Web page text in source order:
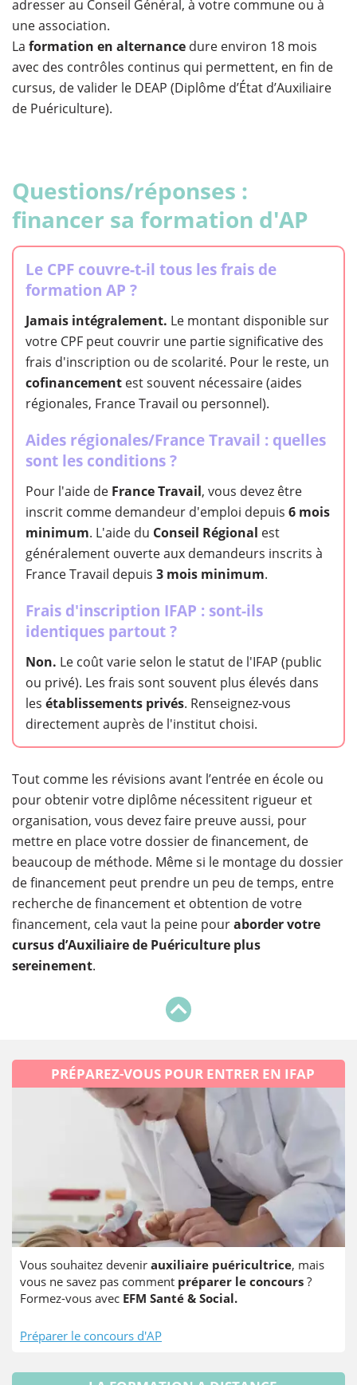
adresser au Conseil Général, à votre commune ou à
une association.
La formation en alternance dure environ 18 mois
avec des contrôles continus qui permettent, en fin de
cursus, de valider le DEAP (Diplôme d’État d’Auxiliaire
de Puériculture).
Questions/réponses :
financer sa formation d'AP
Le CPF couvre-t-il tous les frais de
formation AP ?
Jamais intégralement. Le montant disponible sur
votre CPF peut couvrir une partie significative des
frais d'inscription ou de scolarité. Pour le reste, un
cofinancement est souvent nécessaire (aides
régionales, France Travail ou personnel).
Aides régionales/France Travail : quelles
sont les conditions ?
Pour l'aide de France Travail, vous devez être
inscrit comme demandeur d'emploi depuis 6 mois
minimum. L'aide du Conseil Régional est
généralement ouverte aux demandeurs inscrits à
France Travail depuis 3 mois minimum.
Frais d'inscription IFAP : sont-ils
identiques partout ?
Non. Le coût varie selon le statut de l'IFAP (public
ou privé). Les frais sont souvent plus élevés dans
les établissements privés. Renseignez-vous
directement auprès de l'institut choisi.
Tout comme les révisions avant l’entrée en école ou
pour obtenir votre diplôme nécessitent rigueur et
organisation, vous devez faire preuve aussi, pour
mettre en place votre dossier de financement, de
beaucoup de méthode. Même si le montage du dossier
de financement peut prendre un peu de temps, entre
recherche de financement et obtention de votre
financement, cela vaut la peine pouraborder votre
cursus d’Auxiliaire de Puériculture plus
sereinement.
PRÉPAREZ-VOUS POUR ENTRER EN IFAP
Vous souhaitez devenir auxiliaire puéricultrice, mais
vous ne savez pas comment préparer le concours ?
Formez-vous avec EFM Santé & Social.
Préparer le concours d'AP